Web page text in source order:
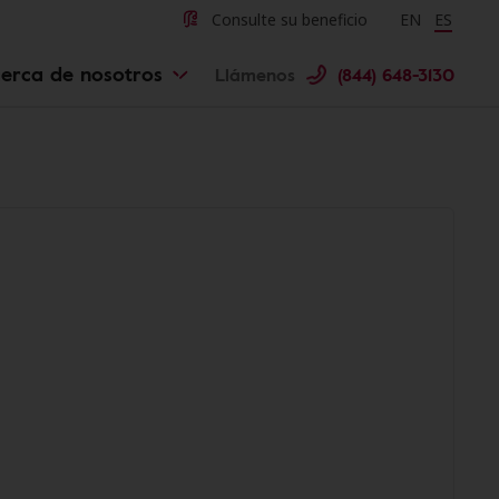
Consulte su beneficio Change
EN ES
de nosotros Llámenos (844) 648-3130